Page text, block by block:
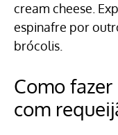
cream cheese.
espinafre por
brócolis.
Como
com